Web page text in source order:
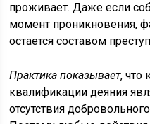
проживает. Даже если
момент проникновения,
остается составом
Практика показывает, что
квалификации деяния
отсутствия